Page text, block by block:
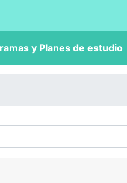
y Planes de estudio